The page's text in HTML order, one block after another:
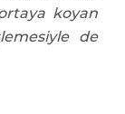
koyan
de